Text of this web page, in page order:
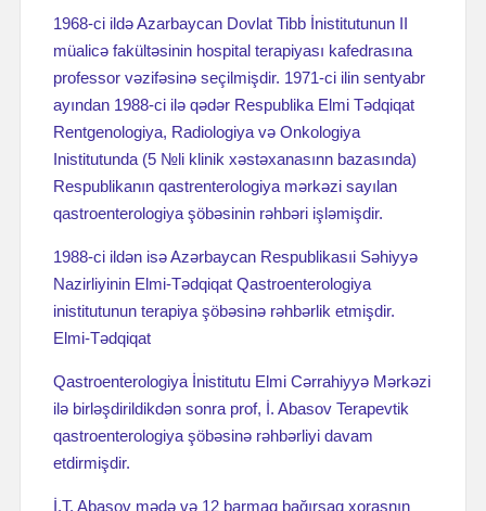
1968-ci ildə Azarbaycan Dovlat Tibb İnistitutunun II
müalicə fakültəsinin hospital terapiyası kafedrasına
profes­sor vəzifəsinə seçilmişdir. 1971-ci ilin sentyabr
ayından 1988-ci ilə qədər Respublika Elmi Tədqiqat
Rentgenologiya, Radiologiya və Onkologiya
Inistitutunda (5 №li klinik xəstəxanasınn bazasında)
Respublikanın qastrenterologiya mərkəzi sayılan
qastroenterologiya şöbəsinin rəhbəri işləmişdir.
1988-ci ildən isə Azərbaycan Respublikasıi Səhiyyə
Nazirliyinin Elmi-Tədqiqat Qastroenterologiya
inistitutu­nun terapiya şöbəsinə rəhbərlik etmişdir.
Elmi-Tədqiqat
Qastroenterologiya İnistitutu Elmi Cərrahiyyə Mərkəzi
ilə birləşdirildikdən sonra prof, İ. Abasov Terapevtik
qastroenterologiya şöbəsinə rəhbərliyi davam
etdirmişdir.
İ.T. Abasov mədə və 12 barmaq bağırsaq xorasnın